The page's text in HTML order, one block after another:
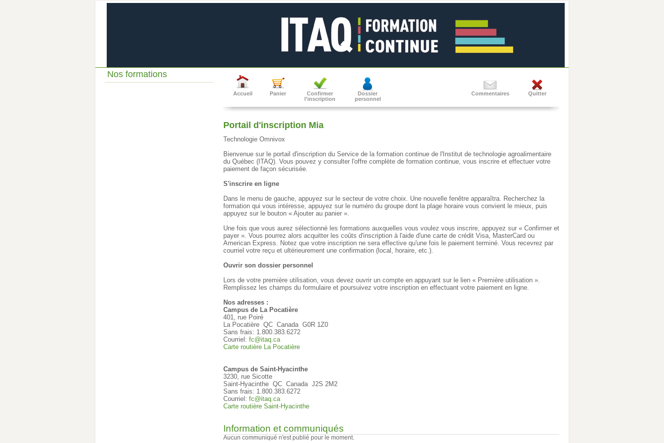
Nos formations
Accueil Panier
Confirmer
l'inscription
Dossier
personnel
Quitter
Commentaires
Portail d'inscription Mia
Technologie Omnivox
Bienvenue sur le portail d'inscription du Service de la formation continue de l'Institut de technologie agroalimentaire
du Québec (ITAQ). Vous pouvez y consulter l'offre complète de formation continue, vous inscrire et effectuer votre
paiement de façon sécurisée.
S'inscrire en ligne
Dans le menu de gauche, appuyez sur le secteur de votre choix. Une nouvelle fenêtre apparaîtra. Recherchez la
formation qui vous intéresse, appuyez sur le numéro du groupe dont la plage horaire vous convient le mieux, puis
appuyez sur le bouton « Ajouter au panier ».
Une fois que vous aurez sélectionné les formations auxquelles vous voulez vous inscrire, appuyez sur « Confirmer et
payer ». Vous pourrez alors acquitter les coûts d'inscription à l'aide d'une carte de crédit Visa, MasterCard ou
American Express. Notez que votre inscription ne sera effective qu'une fois le paiement terminé. Vous recevrez par
courriel votre reçu et ultérieurement une confirmation (local, horaire, etc.).
Ouvrir son dossier personnel
Lors de votre première utilisation, vous devez ouvrir un compte en appuyant sur le lien « Première utilisation ».
Remplissez les champs du formulaire et poursuivez votre inscription en effectuant votre paiement en ligne.
Nos adresses :
Campus de La Pocatière
401, rue Poiré
La Pocatière QC Canada G0R 1Z0
Sans frais: 1.800.383.6272
Courriel: fc@itaq.ca
Carte routière La Pocatière
Campus de Saint-Hyacinthe
3230, rue Sicotte
Saint-Hyacinthe QC Canada J2S 2M2
Sans frais: 1.800.383.6272
Courriel: fc@itaq.ca
Carte routière Saint-Hyacinthe
Information et communiqués
Aucun communiqué n'est publié pour le moment.